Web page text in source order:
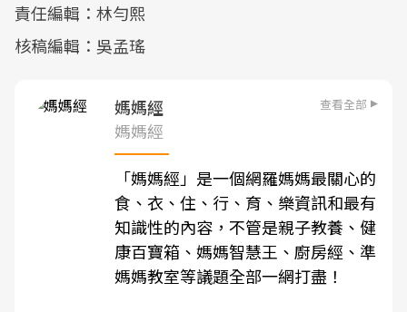
責任編輯：林勻熙
核稿編輯：吳孟瑤
媽媽經 查看全部
媽媽經
「媽媽經」是一個網羅媽媽最關心的
食、衣、住、行、育、樂資訊和最有
知識性的內容，不管是親子教養、健
康百寶箱、媽媽智慧王、廚房經、準
媽媽教室等議題全部一網打盡！